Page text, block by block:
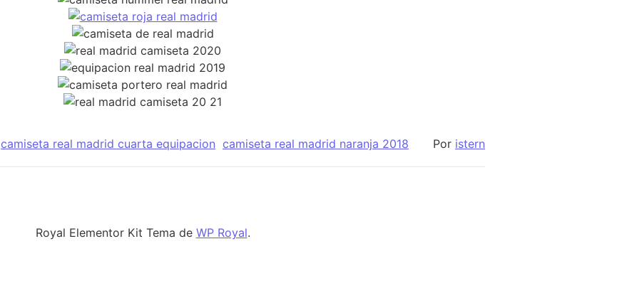
camiseta real madrid cuarta equipacion camiseta real madrid naranja 2018 Por istern
Royal Elementor Kit Tema de WP Royal.